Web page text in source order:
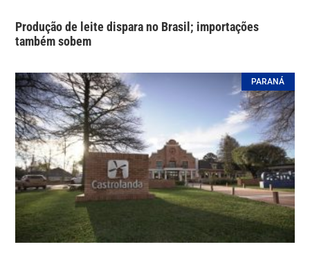
Produção de leite dispara no Brasil; importações
também sobem
PARANÁ